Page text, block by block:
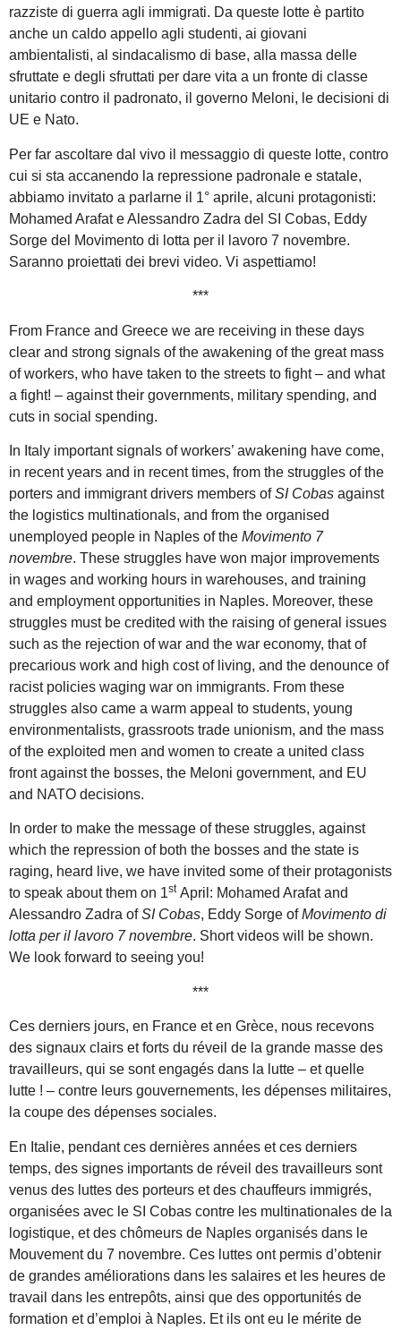
razziste di guerra agli immigrati. Da queste lotte è partito
anche un caldo appello agli studenti, ai giovani
ambientalisti, al sindacalismo di base, alla massa delle
sfruttate e degli sfruttati per dare vita a un fronte di classe
unitario contro il padronato, il governo Meloni, le decisioni di
UE e Nato.
Per far ascoltare dal vivo il messaggio di queste lotte, contro
cui si sta accanendo la repressione padronale e statale,
abbiamo invitato a parlarne il 1° aprile, alcuni protagonisti:
Mohamed Arafat e Alessandro Zadra del SI Cobas, Eddy
Sorge del Movimento di lotta per il lavoro 7 novembre.
Saranno proiettati dei brevi video. Vi aspettiamo!
***
From France and Greece we are receiving in these days
clear and strong signals of the awakening of the great mass
of workers, who have taken to the streets to fight – and what
a fight! – against their governments, military spending, and
cuts in social spending.
In Italy important signals of workers’ awakening have come,
in recent years and in recent times, from the struggles of the
porters and immigrant drivers members ofSI Cobas against
the logistics multinationals, and from the organised
unemployed people in Naples of the Movimento 7
novembre. These struggles have won major improvements
in wages and working hours in warehouses, and training
and employment opportunities in Naples. Moreover, these
struggles must be credited with the raising of general issues
such as the rejection of war and the war economy, that of
precarious work and high cost of living, and the denounce of
racist policies waging war on immigrants. From these
struggles also came a warm appeal to students, young
environmentalists, grassroots trade unionism, and the mass
of the exploited men and women to create a united class
front against the bosses, the Meloni government, and EU
and NATO decisions.
In order to make the message of these struggles, against
which the repression of both the bosses and the state is
raging, heard live, we have invited some of their protagonists
to speak about them on 1stApril: Mohamed Arafat and
Alessandro Zadra ofSI Cobas, Eddy Sorge ofMovimento di
lotta per il lavoro 7 novembre. Short videos will be shown.
We look forward to seeing you!
***
Ces derniers jours, en France et en Grèce, nous recevons
des signaux clairs et forts du réveil de la grande masse des
travailleurs, qui se sont engagés dans la lutte – et quelle
lutte ! – contre leurs gouvernements, les dépenses militaires,
la coupe des dépenses sociales.
En Italie, pendant ces dernières années et ces derniers
temps, des signes importants de réveil des travailleurs sont
venus des luttes des porteurs et des chauffeurs immigrés,
organisées avec le SI Cobas contre les multinationales de la
logistique, et des chômeurs de Naples organisés dans le
Mouvement du 7 novembre. Ces luttes ont permis d’obtenir
de grandes améliorations dans les salaires et les heures de
travail dans les entrepôts, ainsi que des opportunités de
formation et d’emploi à Naples. Et ils ont eu le mérite de